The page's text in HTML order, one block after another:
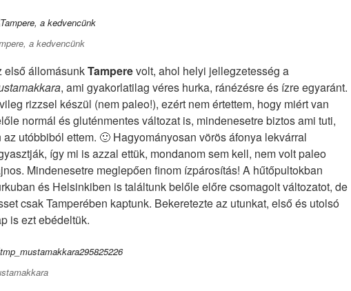
a kedvencünk
első állomásunkTamperevolt, ahol helyi jellegzetesség a
, ami gyakorlatilag véres hurka, ránézésre és ízre egyaránt.
rizzsel készül (nem paleo!), ezért nem értettem, hogy miért van
normál és gluténmentes változat is, mindenesetre biztos ami tuti,
az utóbbiból ettem. 🙂 Hagyományosan vörös áfonya lekvárral
így mi is azzal ettük, mondanom sem kell, nem volt paleo
Mindenesetre meglepően finom ízpárosítás! A hűtőpultokban
és Helsinkiben is találtunk belőle előre csomagolt változatot, de
csak Tamperében kaptunk. Bekeretezte az utunkat, első és utolsó
is ezt ebédeltük.